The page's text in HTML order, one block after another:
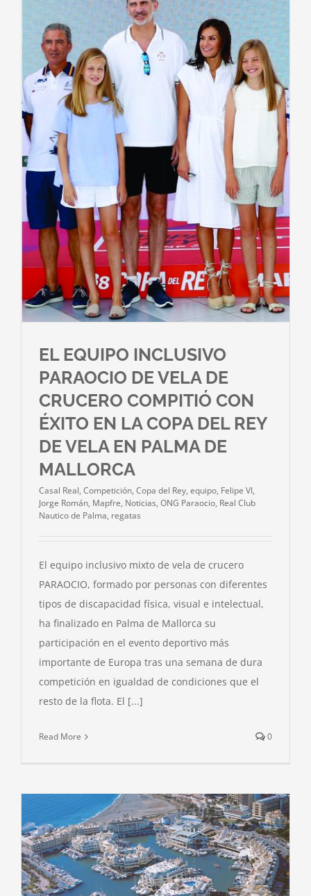
EL EQUIPO INCLUSIVO
PARAOCIO DE VELA DE
CRUCERO COMPITIÓ CON
ÉXITO EN LA COPA DEL REY
DE VELA EN PALMA DE
MALLORCA
Casal Real, Competición, Copa del Rey, equipo, Felipe VI,
Jorge Román, Mapfre, Noticias, ONG Paraocio, Real Club
Nautico de Palma, regatas
El equipo inclusivo mixto de vela de crucero
PARAOCIO, formado por personas con diferentes
tipos de discapacidad física, visual e intelectual,
ha finalizado en Palma de Mallorca su
participación en el evento deportivo más
importante de Europa tras una semana de dura
competición en igualdad de condiciones que el
resto de la flota. El [...]
Read More 0